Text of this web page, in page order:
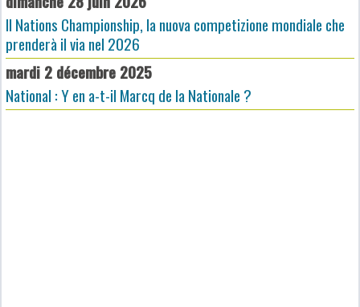
Il Nations Championship, la nuova competizione mondiale che
prenderà il via nel 2026
mardi 2 décembre 2025
National : Y en a-t-il Marcq de la Nationale ?